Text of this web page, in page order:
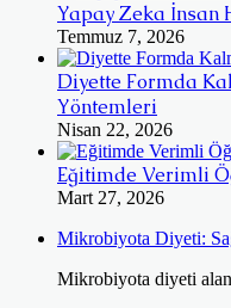
Yapay Zeka İnsan
Temmuz 7, 2026
Diyette Formda
Yöntemleri
Nisan 22, 2026
Eğitimde Verimli
Mart 27, 2026
Mikrobiyota Diyeti:
Mikrobiyota diyeti